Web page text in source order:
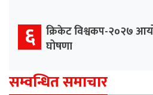
६ क्रिकेट विश्वकप-२०२७
घोषणा
सम्वन्धित समाचार